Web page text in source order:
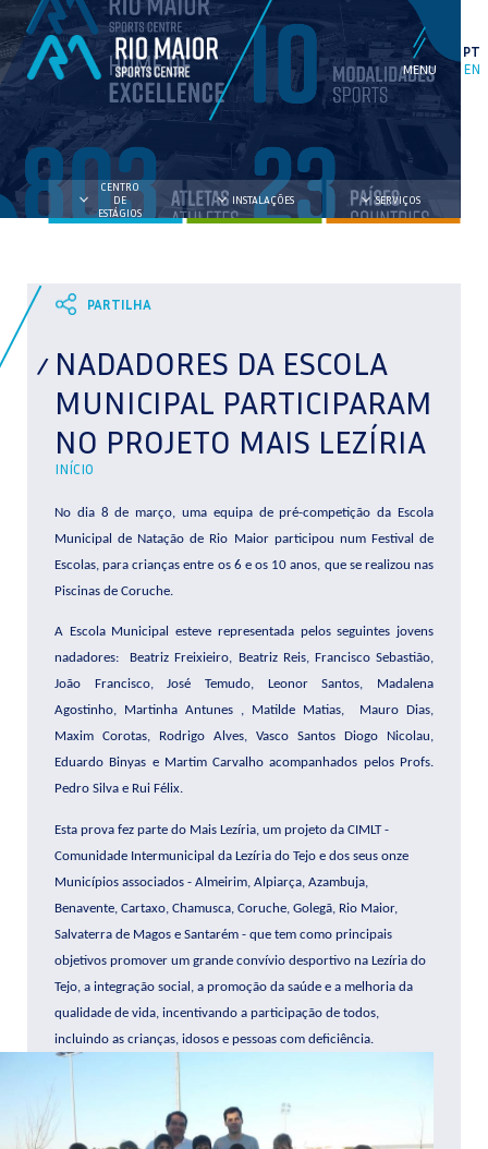
PT
EN
CENTRO
DE
ESTÁGIOS
INSTALAÇÕES SERVIÇOS
NADADORES DA ESCOLA
MUNICIPAL PARTICIPARAM
NO PROJETO MAIS LEZÍRIA
INÍCIO
No dia 8 de março, uma equipa de pré-competição da Escola
Municipal de Natação de Rio Maior participou num Festival de
Escolas, para crianças entre os 6 e os 10 anos, que se realizou nas
Piscinas de Coruche.
A Escola Municipal esteve representada pelos seguintes jovens
nadadores:
Beatriz Freixieiro, Beatriz Reis, Francisco Sebastião,
João Francisco, José Temudo, Leonor Santos, Madalena
Agostinho, Martinha Antunes , Matilde Matias,
Mauro Dias,
Maxim Corotas, Rodrigo Alves, Vasco Santos Diogo Nicolau,
Eduardo Binyas e Martim Carvalho acompanhados pelos Profs.
Pedro Silva e Rui Félix.
Esta prova fez parte do Mais Lezíria, um projeto da CIMLT -
Comunidade Intermunicipal da Lezíria do Tejo e dos seus onze
Municípios associados - Almeirim, Alpiarça, Azambuja,
Benavente, Cartaxo, Chamusca, Coruche, Golegã, Rio Maior,
Salvaterra de Magos e Santarém - que tem como principais
objetivos promover um grande convívio desportivo na Lezíria do
Tejo, a integração social, a promoção da saúde e a melhoria da
qualidade de vida, incentivando a participação de todos,
incluindo as crianças, idosos e pessoas com deficiência.